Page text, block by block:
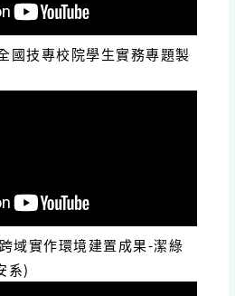
國技專校院學生實務專題製
域實作環境建置成果-潔綠
系)